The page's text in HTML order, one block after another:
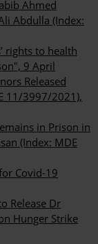
Ahmed
Abdulla (Index:
rights to health
9 April
Released
11/3997/2021),
in Prison in
(Index: MDE
Covid-19
Release Dr
Hunger Strike